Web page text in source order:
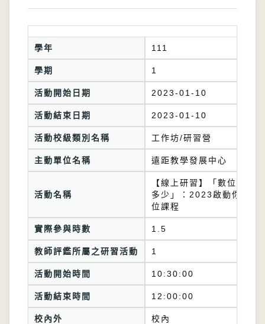
學年 111
學期 1
活動開始日期 2023-01-10
活動結束日期 2023-01-10
活動校級類別名稱 工作坊/研習營
主動單位名稱 遠距教學發展中心
活動名稱
【線上研習】「數位教學知
多少」：2023啟動你的數
位課程
實際參與時數 1.5
教師評鑑所屬之研習活動 1
活動開始時間 10:30:00
活動結束時間 12:00:00
校內外 校內